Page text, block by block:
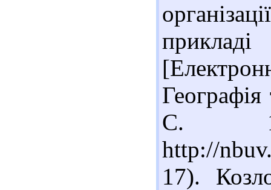
С.
http://
17).